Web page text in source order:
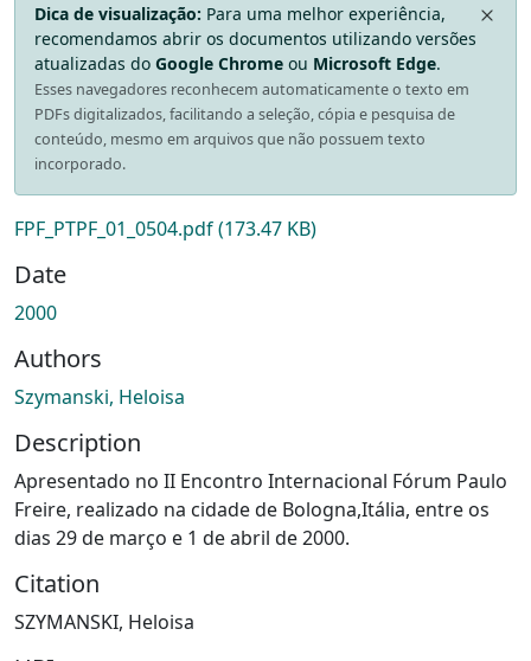
Dica de visualização: Para uma melhor experiência,
recomendamos abrir os documentos utilizando versões
atualizadas do Google Chrome ou Microsoft Edge.
Esses navegadores reconhecem automaticamente o texto em
PDFs digitalizados, facilitando a seleção, cópia e pesquisa de
conteúdo, mesmo em arquivos que não possuem texto
incorporado.
FPF_PTPF_01_0504.pdf(173.47 KB)
Date
2000
Authors
Szymanski, Heloisa
Description
Apresentado no II Encontro Internacional Fórum Paulo
Freire, realizado na cidade de Bologna,Itália, entre os
dias 29 de março e 1 de abril de 2000.
Citation
SZYMANSKI, Heloisa